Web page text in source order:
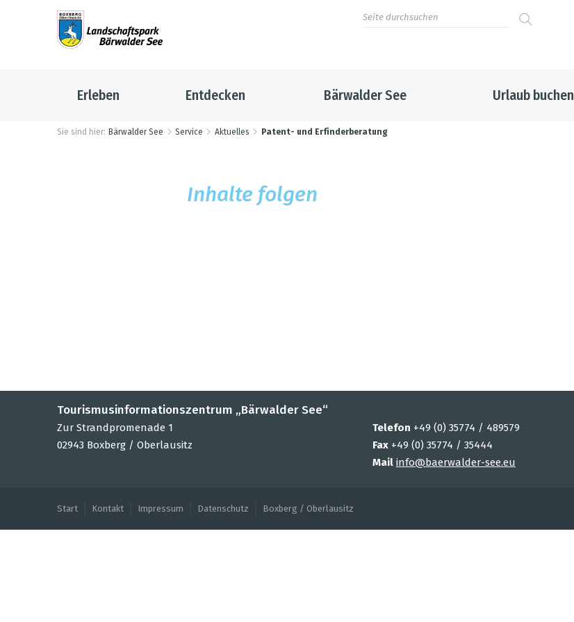
Erleben Entdecken Bärwalder See Urlaub buchen
Sie sind hier: Bärwalder See Service Aktuelles Patent- und Erfinderberatung
Inhalte fol­gen
Tourismusinformationszentrum „Bärwalder See“
Zur Strandpromenade 1
02943 Boxberg / Oberlausitz
Telefon +49 (0) 35774 / 489579
Fax+49 (0) 35774 / 35444
Mail info@baerwalder-see.eu
Start Kontakt Impressum Datenschutz Boxberg / Oberlausitz